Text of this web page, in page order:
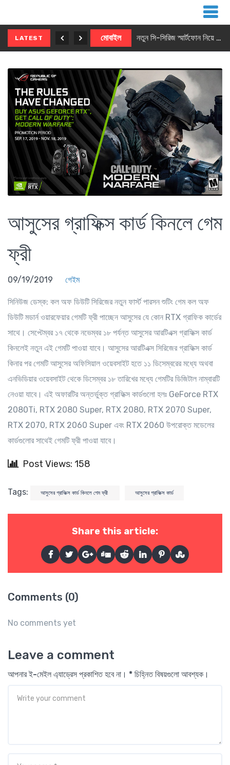
LATEST মোবাইল নতুন সি-সিরিজ স্মার্টফোন নিয়ে আসছে রিয়েলমি
আসুসের গ্রাফিক্স কার্ড কিনলে গেম
ফ্রী
09/19/2019 গেইম
সিনিউজ ডেস্ক: কল অফ ডিউটি সিরিজের নতুন ফার্স্ট পারসন শুটিং গেম কল অফ
ডিউটি মডার্ন ওয়ারফেয়ার গেমটি ফ্রী পাচ্ছেন আসুসের যে কোন RTX গ্রাফিক কার্ডের
সাথে। সেপ্টেম্বর ১৭ থেকে নভেম্বর ১৮ পর্যন্ত আসুসের আরটিএক্স গ্রাফিক্স কার্ড
কিনলেই নতুন এই গেমটি পাওয়া যাবে। আসুসের আরটিএক্স সিরিজের গ্রাফিক্স কার্ড
কিনার পর গেমটি আসুসের অফিসিয়াল ওয়েবসাইট হতে ১১ ডিসেম্বরের মধ্যে অথবা
এনভিডিয়ার ওয়েবসাইট থেকে ডিসেম্বর ১৮ তারিখের মধ্যে গেমটির ডিজিটাল নাম্বারটি
নেওয়া যাবে। এই অফারটির অন্তর্ভুক্ত গ্রাফিক্স কার্ডগুলো হলঃ GeForce RTX
2080Ti, RTX 2080 Super, RTX 2080, RTX 2070 Super,
RTX 2070, RTX 2060 Super এবং RTX 2060 উপরোক্ত মডেলের
কার্ডগুলোর সাথেই গেমটি ফ্রী পাওয়া যাবে।
Post Views: 158
Tags: আসুসের গ্রাফিক্স কার্ড কিনলে গেম ফ্রী আসুসের গ্রাফিক্স কার্ড
Share this article:
Comments (0)
No comments yet
Leave a comment
আপনার ই-মেইল এ্যাড্রেস প্রকাশিত হবে না। * চিহ্নিত বিষয়গুলো আবশ্যক।